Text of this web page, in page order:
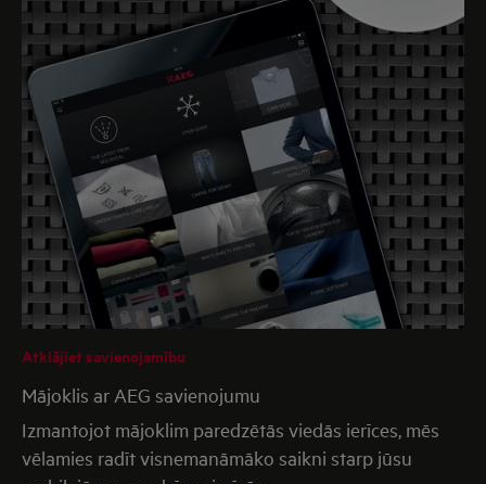
Atklājiet savienojamību
Mājoklis ar AEG savienojumu
Izmantojot mājoklim paredzētās viedās ierīces, mēs
vēlamies radīt visnemanāmāko saikni starp jūsu